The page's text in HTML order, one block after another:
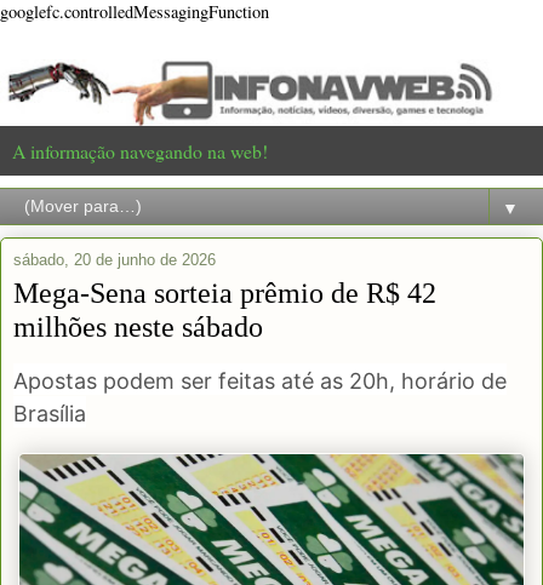
googlefc.controlledMessagingFunction
A informação navegando na web!
▼
sábado, 20 de junho de 2026
Mega-Sena sorteia prêmio de R$ 42
milhões neste sábado
Apostas podem ser feitas até as 20h, horário de
Brasília